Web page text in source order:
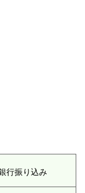
行振り込み